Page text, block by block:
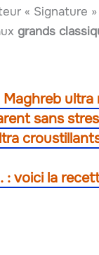
« Signature
grands
ultra
sans
voici la